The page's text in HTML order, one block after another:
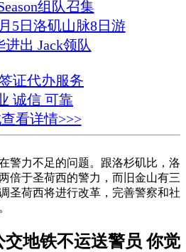
组队召集
5日洛矶山脉8日游
进出 Jack领队
证代办服务
诚信 可靠
看详情>>>
警力不足的问题。跟洛杉矶比，洛
倍于圣荷西的警力，而旧金山有三
圣荷西将进行改革，完善警察和社
交地铁不运送警员 你觉